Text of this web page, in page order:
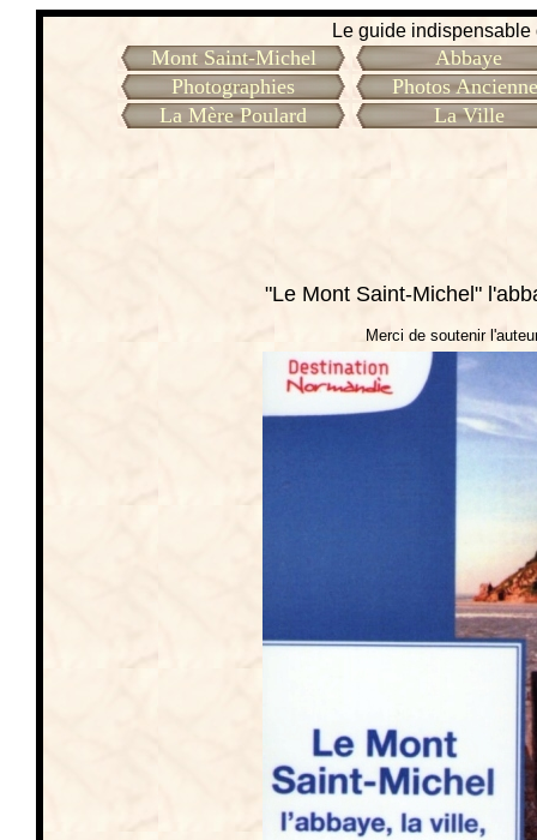
Le guide
Mont Saint-Michel
Abbaye
Photographies
Photos
La Mère Poulard
La Ville
"Le Mont Saint-Michel"
Merci de soutenir